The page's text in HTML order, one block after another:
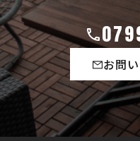
お問